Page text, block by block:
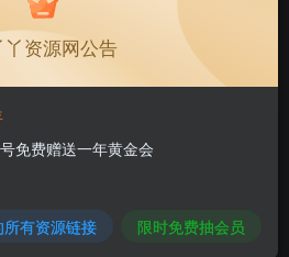
》三职业-翎风
0 16 0
丫资源网公告
免费赠送一年黄金会
所有资源链接 限时免费抽会员